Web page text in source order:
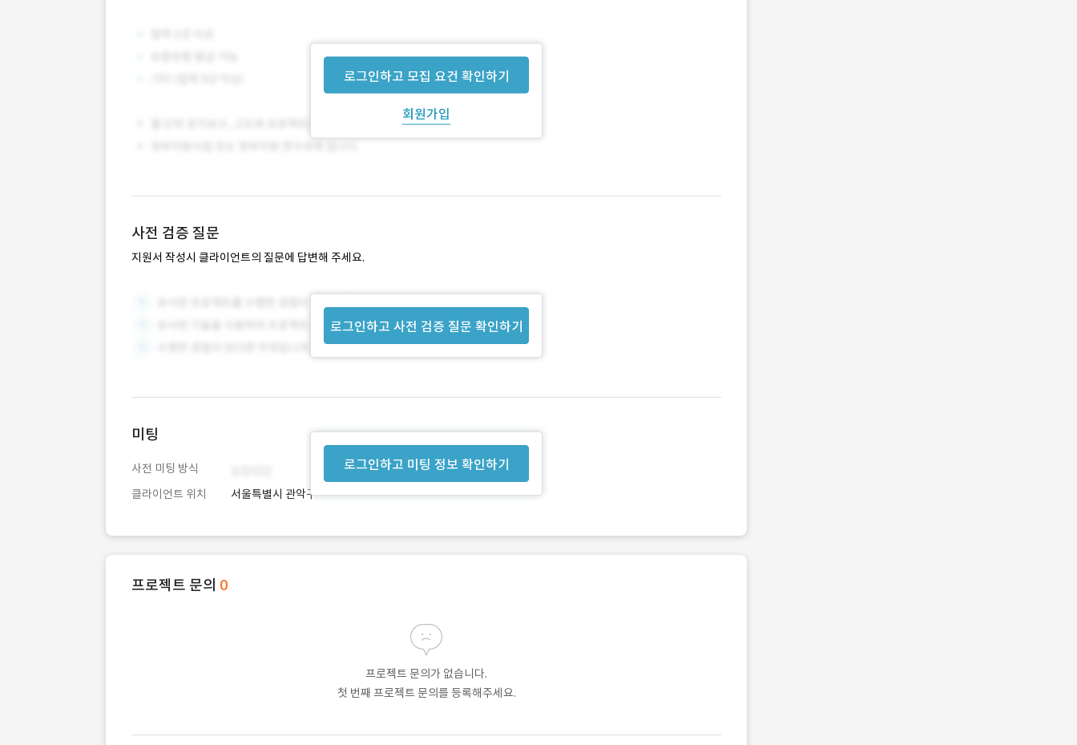
로그인하고 모집 요건 확인하기
회원가입
사전 검증 질문
지원서 작성시 클라이언트의 질문에 답변해 주세요.
로그인하고 사전 검증 질문 확인하기
로그인하고 미팅 정보 확인하기
미팅
사전 미팅 방식
클라이언트 위치
서울특별시 관악구
프로젝트 문의 0
프로젝트 문의가 없습니다.
첫 번째 프로젝트 문의를 등록해주세요.